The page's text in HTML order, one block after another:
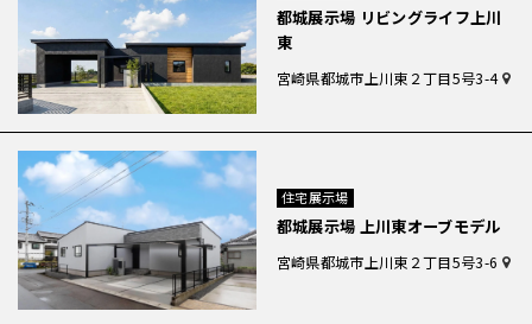
都城展示場 リビングライフ上川
東
宮崎県都城市上川東２丁目5号3-4
住宅展示場
都城展示場 上川東オーブモデル
宮崎県都城市上川東２丁目5号3-6